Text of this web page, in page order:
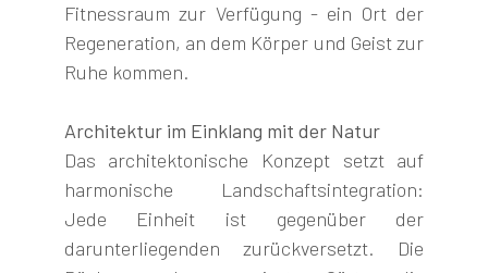
Fitnessraum zur Verfügung - ein Ort der
Regeneration, an dem Körper und Geist zur
Ruhe kommen.
Architektur im Einklang mit der Natur
Das architektonische Konzept setzt auf
harmonische Landschaftsintegration:
Jede Einheit ist gegenüber der
darunterliegenden zurückversetzt. Die